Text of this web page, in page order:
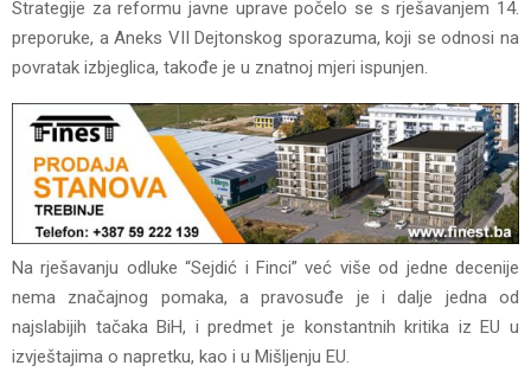
Strategije za reformu javne uprave počelo se s rješavanjem 14.
preporuke, a Aneks VII Dejtonskog sporazuma, koji se odnosi na
povratak izbjeglica, takođe je u znatnoj mjeri ispunjen.
Na rješavanju odluke “Sejdić i Finci” već više od jedne decenije
nema značajnog pomaka, a pravosuđe je i dalje jedna od
najslabijih tačaka BiH, i predmet je konstantnih kritika iz EU u
izvještajima o napretku, kao i u Mišljenju EU.